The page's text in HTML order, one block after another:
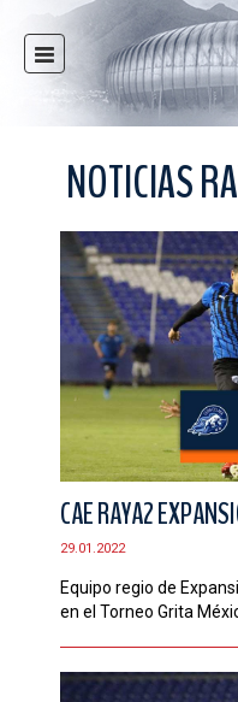
INICIO
NOTICIAS
RAYADOS
RAYADAS
FUERZAS BÁSICAS
RESPONSABILIDAD SOCIAL
TAQUILLA
TIENDA
ESTADIO
PRENSA
CONTACTO
NOTICIAS
CAE RAYA2
29.01.2022
Equipo regio de
en el Torneo Grita